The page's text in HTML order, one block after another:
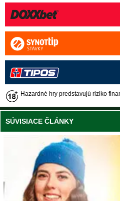
Hazardné hry predstavujú riziko
SÚVISIACE ČLÁNKY